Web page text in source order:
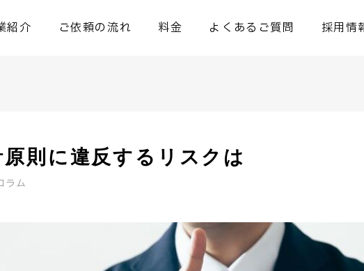
紹介 ご依頼の流れ 料金 よくあるご質問 採用情
則に違反するリスクは
ラム